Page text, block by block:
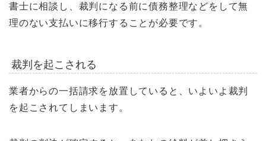
書士に相談し、裁判になる前に債務整理などをして無
理のない支払いに移行することが必要です。
裁判を起こされる
業者からの一括請求を放置していると、いよいよ裁判
を起こされてしまいます。